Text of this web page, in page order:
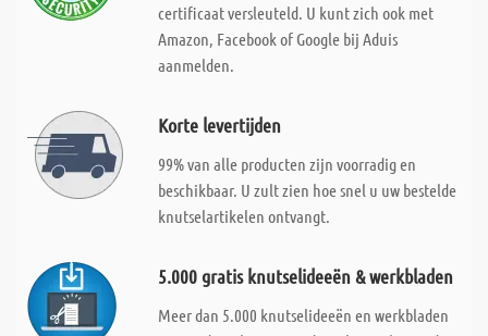
certificaat versleuteld. U kunt zich ook met
Amazon, Facebook of Google bij Aduis
aanmelden.
Korte levertijden
99% van alle producten zijn voorradig en
beschikbaar. U zult zien hoe snel u uw bestelde
knutselartikelen ontvangt.
5.000 gratis knutselideeën & werkbladen
Meer dan 5.000 knutselideeën en werkbladen